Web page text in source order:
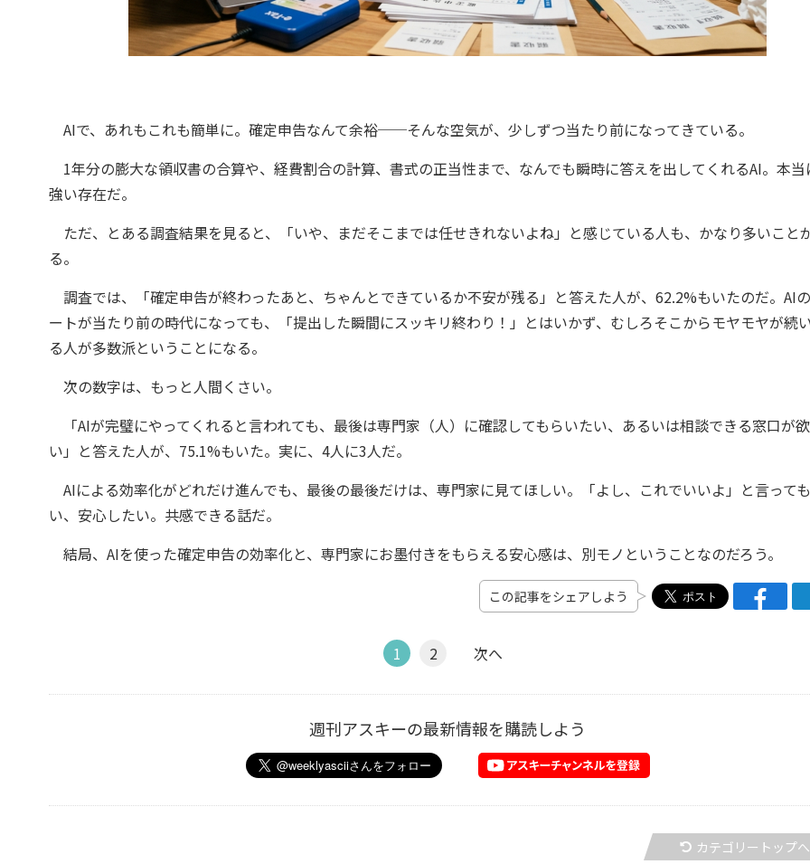
AIで、あれもこれも簡単に。確定申告なんて余裕──そんな空気が、少しずつ当たり前になってきている。
1年分の膨大な領収書の合算や、経費割合の計算、書式の正当性まで、なんでも瞬時に答えを出してくれるAI。本当
強い存在だ。
ただ、とある調査結果を見ると、「いや、まだそこまでは任せきれないよね」と感じている人も、かなり多いこと
る。
調査では、「確定申告が終わったあと、ちゃんとできているか不安が残る」と答えた人が、62.2%もいたのだ。AI
ートが当たり前の時代になっても、「提出した瞬間にスッキリ終わり！」とはいかず、むしろそこからモヤモヤが続
る人が多数派ということになる。
次の数字は、もっと人間くさい。
「AIが完璧にやってくれると言われても、最後は専門家（人）に確認してもらいたい、あるいは相談できる窓口が
い」と答えた人が、75.1%もいた。実に、4人に3人だ。
AIによる効率化がどれだけ進んでも、最後の最後だけは、専門家に見てほしい。「よし、これでいいよ」と言って
い、安心したい。共感できる話だ。
結局、AIを使った確定申告の効率化と、専門家にお墨付きをもらえる安心感は、別モノということなのだろう。
この記事をシェアしよう
1 2 次へ
週刊アスキーの最新情報を購読しよう
カテゴリートップへ